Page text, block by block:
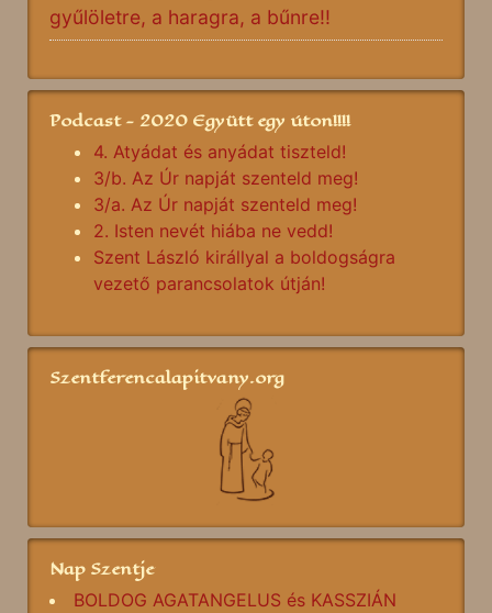
gyűlöletre, a haragra, a bűnre!!
Podcast - 2020 Együtt egy úton!!!!
4. Atyádat és anyádat tiszteld!
3/b. Az Úr napját szenteld meg!
3/a. Az Úr napját szenteld meg!
2. Isten nevét hiába ne vedd!
Szent László királlyal a boldogságra
vezető parancsolatok útján!
Szentferencalapitvany.org
Nap Szentje
BOLDOG AGATANGELUS és KASSZIÁN